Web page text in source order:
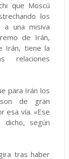
que Moscú
los
a una misiva
de Irán,
Irán, tiene la
relaciones
para Irán los
de gran
esa vía. «Ese
según
tras haber